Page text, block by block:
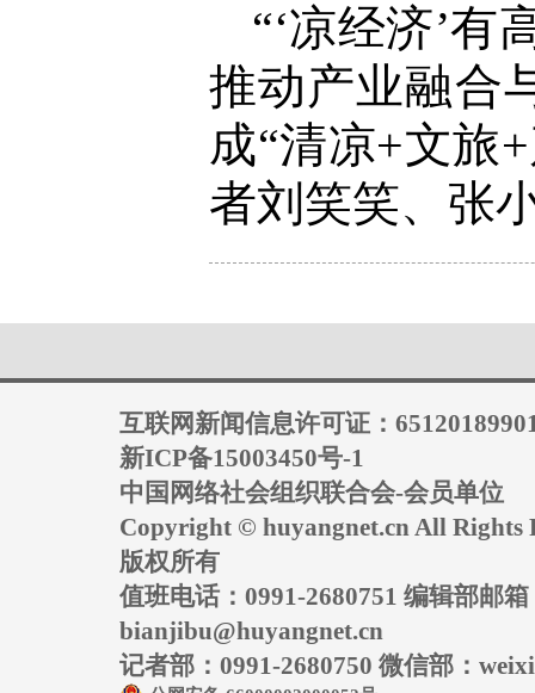
“‘凉经济’
推动产业融合
成“清凉+文旅
者刘笑笑、张
互联网新闻信息许可证：
新ICP备15003450号-1
中国网络社会组织联合会-会员单位
Copyright © huyangnet.cn All Rights
版权所有
值班电话：0991-2680751 编辑部邮箱
bianjibu@huyangnet.cn
记者部：0991-2680750 微信部：